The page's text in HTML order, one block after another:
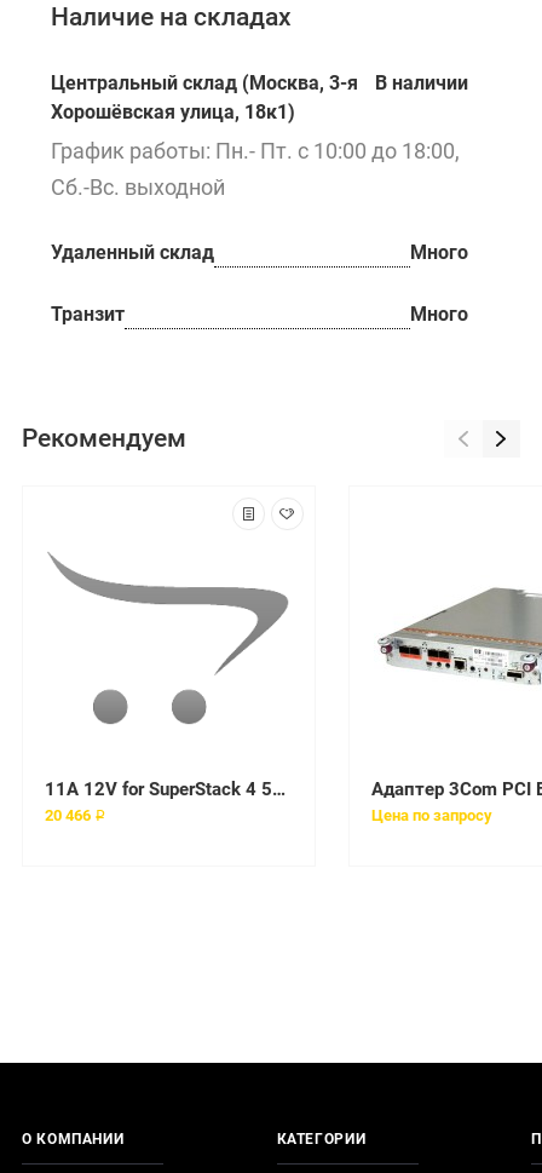
Наличие на складах
Центральный склад (Москва, 3-я
Хорошёвская улица, 18к1)
В наличии
График работы: Пн.- Пт. с 10:00 до 18:00,
Сб.-Вс. выходной
Удаленный склад Много
Транзит Много
Рекомендуем
11A 12V for SuperStack 4 5500G-EI
20 466 ₽ Цена по запросу
О КОМПАНИИ КАТЕГОРИИ